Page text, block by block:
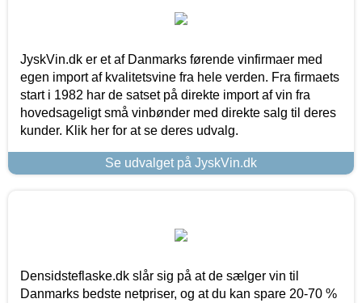
JyskVin.dk er et af Danmarks førende vinfirmaer med
egen import af kvalitetsvine fra hele verden. Fra firmaets
start i 1982 har de satset på direkte import af vin fra
hovedsageligt små vinbønder med direkte salg til deres
kunder. Klik her for at se deres udvalg.
Se udvalget på JyskVin.dk
Densidsteflaske.dk slår sig på at de sælger vin til
Danmarks bedste netpriser, og at du kan spare 20-70 %